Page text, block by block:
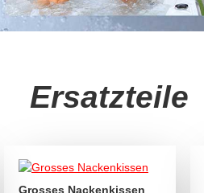
Ersatzteile
Grosses Nackenkissen